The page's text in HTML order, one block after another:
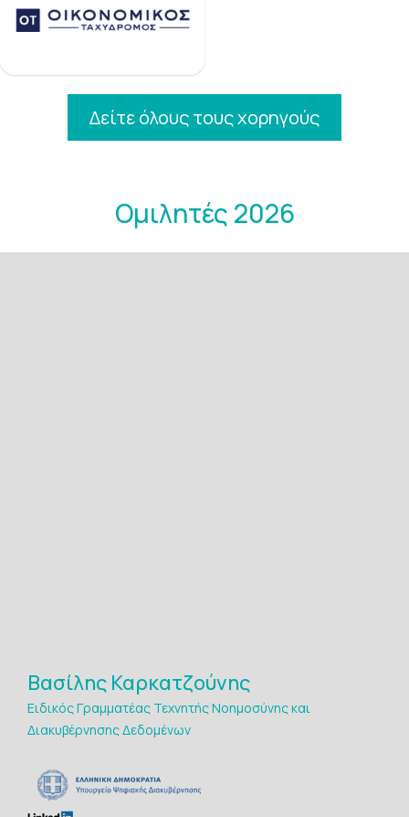
Δείτε όλους τους χορηγούς
Oμιλητές 2026
Βασίλης Καρκατζούνης
Ειδικός Γραμματέας Τεχνητής Νοημοσύνης και
Διακυβέρνησης Δεδομένων